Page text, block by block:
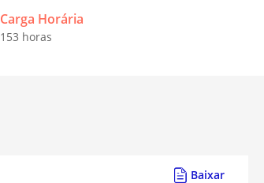
Carga Horária
153 horas
Baixar